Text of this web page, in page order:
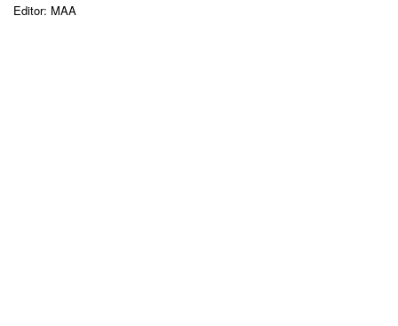
Editor: MAA